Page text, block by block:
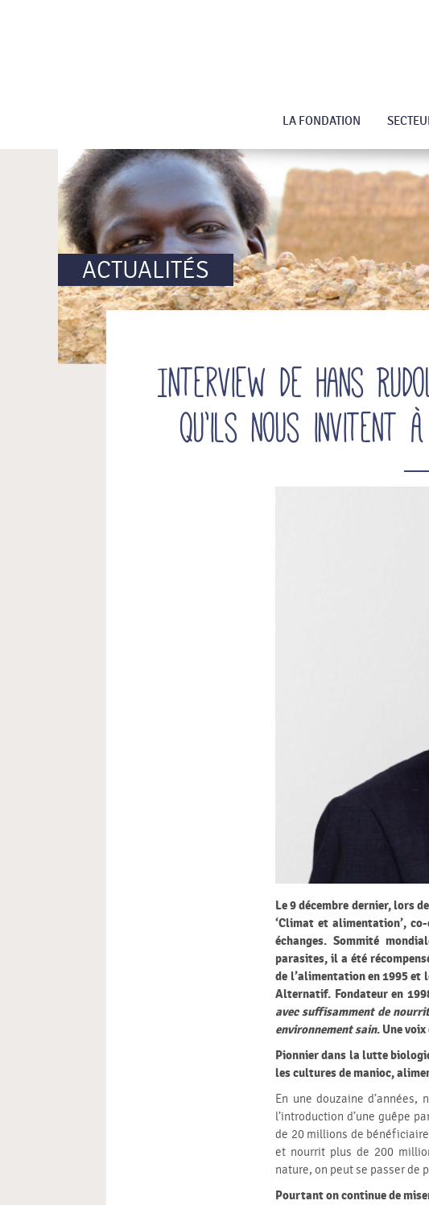
LA FONDATION
ACTUALITÉS
Interview de Hans
qu’ils nous invitent
Le 9 décembre dernier, lors
‘Climat et alimentation’,
échanges. Sommité
parasites, il a été
de l’alimentation en 1995 et
Alternatif. Fondateur en
avec suffisamment de
environnement sain. Une
Pionnier dans la lutte
les cultures de manioc,
En une douzaine
l’introduction d’une guêpe
de 20 millions de
et nourrit plus de 200
nature, on peut se passer de
Pourtant on continue de